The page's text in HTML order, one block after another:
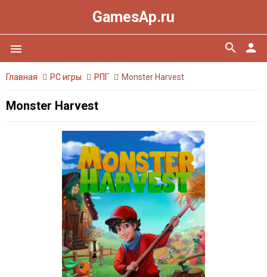
GamesAp.ru
menu person
search
Главная PC игры РПГ Monster Harvest
Monster Harvest